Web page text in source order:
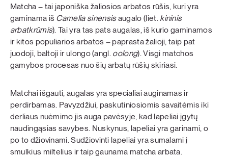
Matcha – tai japoniška žaliosios arbatos rūšis, kuri yra
gaminama iš Camelia sinensisaugalo (liet. kininis
arbatkrūmis). Tai yra tas pats augalas, iš kurio gaminamos
ir kitos populiarios arbatos – paprasta žalioji, taip pat
juodoji, baltoji ir ulongo (angl. oolong). Visgi matchos
gamybos procesas nuo šių arbatų rūšių skiriasi.
Matchai išgauti, augalas yra specialiai auginamas ir
perdirbamas. Pavyzdžiui, paskutiniosiomis savaitėmis iki
derliaus nuėmimo jis auga pavėsyje, kad lapeliai įgytų
naudingąsias savybes. Nuskynus, lapeliai yra garinami, o
po to džiovinami. Sudžiovinti lapeliai yra sumalami į
smulkius miltelius ir taip gaunama matcha arbata.